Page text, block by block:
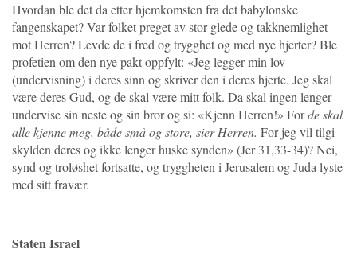
Hvordan ble det da etter hjemkomsten fra det babylonske
fangenskapet? Var folket preget av stor glede og takknemlighet
mot Herren? Levde de i fred og trygghet og med nye hjerter? Ble
profetien om den nye pakt oppfylt: «Jeg legger min lov
(undervisning) i deres sinn og skriver den i deres hjerte. Jeg skal
være deres Gud, og de skal være mitt folk. Da skal ingen lenger
undervise sin neste og sin bror og si: «Kjenn Herren!» Forde skal
alle kjenne meg, både små og store, sier Herren. For jeg vil tilgi
skylden deres og ikke lenger huske synden» (Jer 31,33-34)? Nei,
synd og troløshet fortsatte, og tryggheten i Jerusalem og Juda lyste
med sitt fravær.
Staten Israel